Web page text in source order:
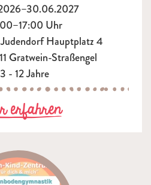
Uhr
Hauptplatz 4
Gratwein-Straßengel
Alter:
3 - 12 Jahre
erfahrenzu